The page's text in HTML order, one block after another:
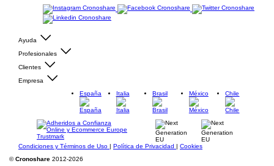
Ayuda
Profesionales
Clientes
Empresa
España
Italia Brasil México Chile
Condiciones y Términos de Uso Política de Privacidad
Cookies
©Cronoshare 2012-2026